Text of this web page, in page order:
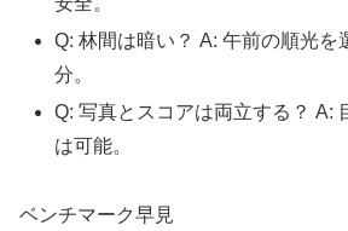
Q: 林間は暗い？ A: 午前の順光を
分。
Q: 写真とスコアは両立する？ A:
は可能。
ベンチマーク早見